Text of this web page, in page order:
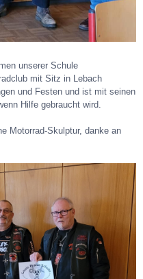
unserer Schule
mit Sitz in Lebach
und Festen und ist mit seinen
Hilfe gebraucht wird.
Motorrad-Skulptur, danke an